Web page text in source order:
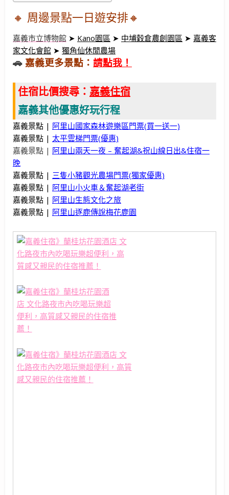
🔸 周邊景點一日遊安排🔸
嘉義市立博物館 ➤ Kano園區 ➤ 中埔穀倉農創園區 ➤ 嘉義客
家文化會館 ➤ 獨角仙休閒農場
🚗 嘉義更多景點： 請點我！
住宿比價搜尋： 嘉義住宿
嘉義其他優惠好玩行程
嘉義景點 | 阿里山國家森林遊樂區門票(買一送一)
嘉義景點 | 太平雲梯門票(優惠)
嘉義景點 | 阿里山兩天一夜 – 奮起湖&祝山線日出&住宿一
晚
嘉義景點 | 三隻小豬觀光農場門票(獨家優惠)
嘉義景點 | 阿里山小火車＆奮起湖老街
嘉義景點 | 阿里山生態文化之旅
嘉義景點 | 阿里山逐鹿傳說梅花鹿園